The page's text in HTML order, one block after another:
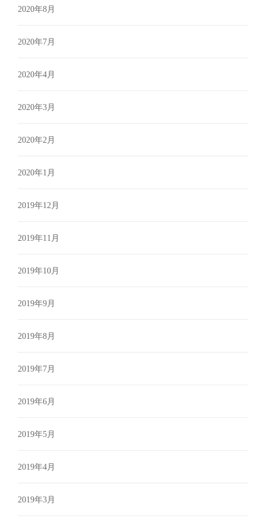
2020年8月
2020年7月
2020年4月
2020年3月
2020年2月
2020年1月
2019年12月
2019年11月
2019年10月
2019年9月
2019年8月
2019年7月
2019年6月
2019年5月
2019年4月
2019年3月